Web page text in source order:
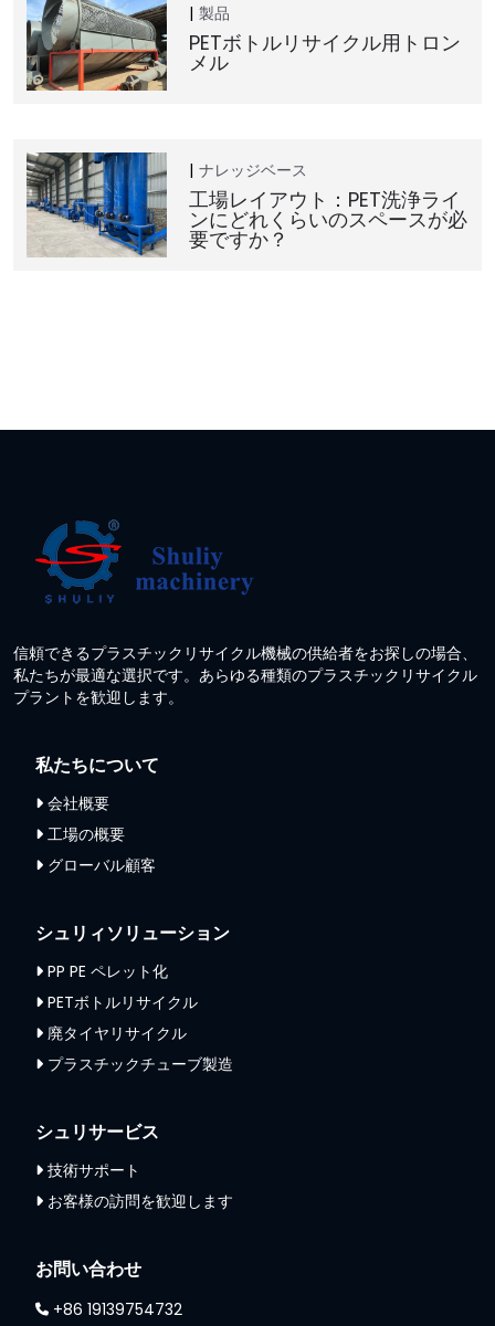
製品
PETボトルリサイクル用トロン
メル
ナレッジベース
工場レイアウト：PET洗浄ライ
ンにどれくらいのスペースが必
要ですか？
信頼できるプラスチックリサイクル機械の供給者をお探しの場合、
私たちが最適な選択です。あらゆる種類のプラスチックリサイクル
プラントを歓迎します。
私たちについて
会社概要
工場の概要
グローバル顧客
シュリィソリューション
PP PE ペレット化
PETボトルリサイクル
廃タイヤリサイクル
プラスチックチューブ製造
シュリサービス
技術サポート
お客様の訪問を歓迎します
お問い合わせ
+86 19139754732